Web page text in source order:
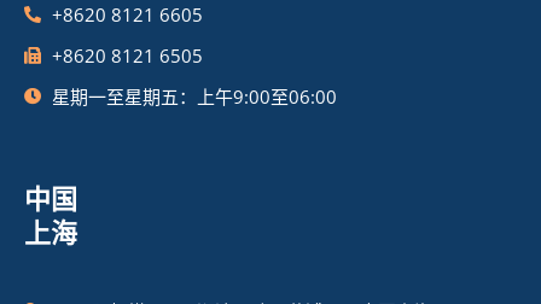
+8620 8121 6605
+8620 8121 6505
星期一至星期五：上午9:00至06:00
中国
上海